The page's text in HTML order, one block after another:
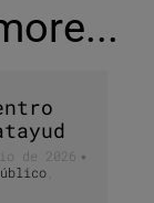
de 2026 •